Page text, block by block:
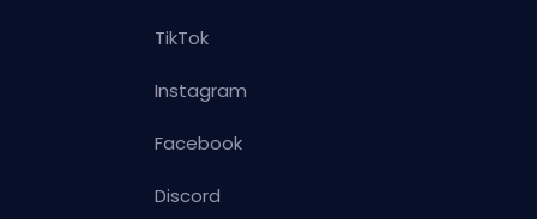
TikTok
Instagram
Facebook
Discord